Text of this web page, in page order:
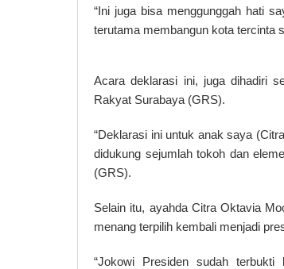
“Ini juga bisa menggunggah hati
terutama membangun kota tercinta
Acara deklarasi ini, juga dihadiri
Rakyat Surabaya (GRS).
“Deklarasi ini untuk anak saya
didukung sejumlah tokoh dan
(GRS).
Selain itu, ayahda Citra Oktavia
menang terpilih kembali menjadi
“Jokowi Presiden sudah